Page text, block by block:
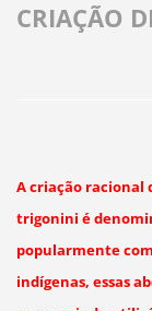
CRIAÇÃO
A criação racional
trigonini é
popularmente
indígenas, essas